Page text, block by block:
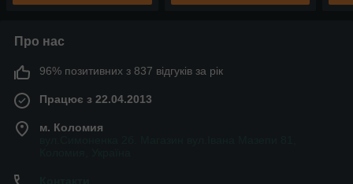
Про нас
96% позитивних з 837 відгуків за рік
Працює з 22.04.2013
м. Коломия